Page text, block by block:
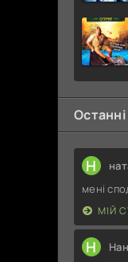
Н
мені
МІЙ
Н